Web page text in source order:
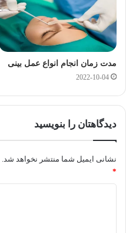
مدت زمان انجام انواع عمل بینی
2022-10-04
دیدگاهتان را بنویسید
نشانی ایمیل شما منتشر نخواهد شد.
*